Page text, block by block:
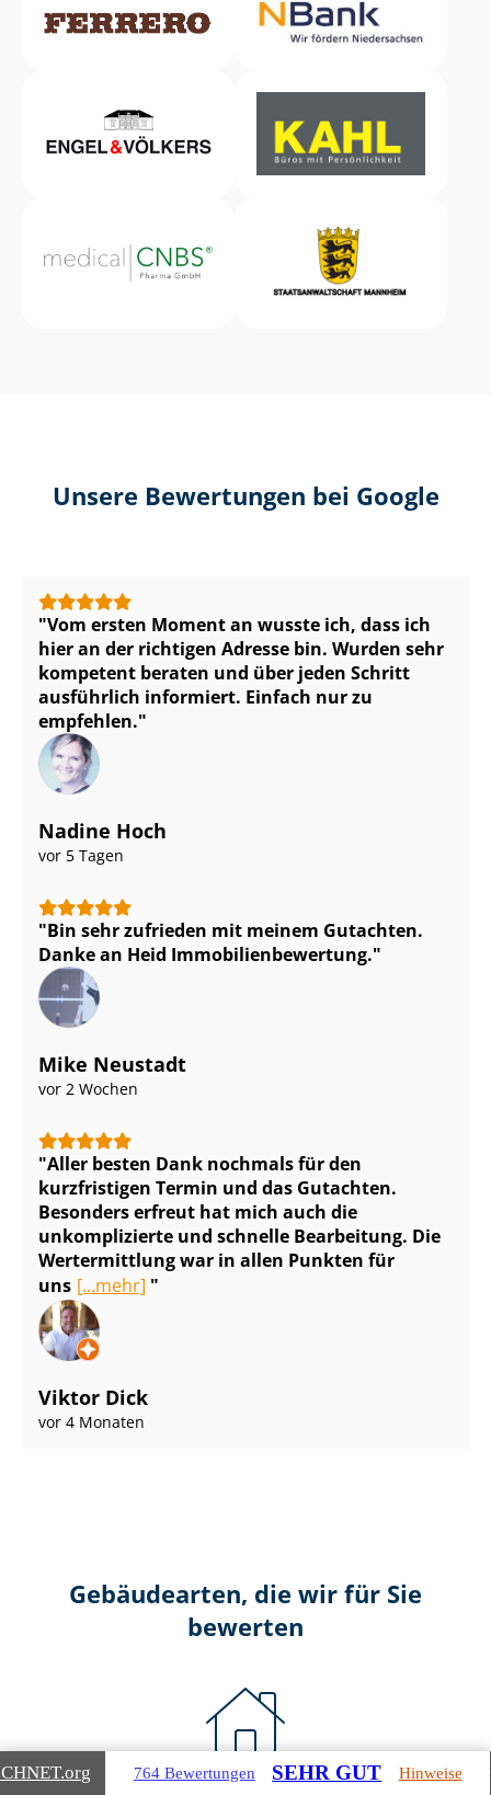
Unsere Bewertungen bei Google
Vom ersten Moment an wusste ich, dass ich
hier an der richtigen Adresse bin. Wurden sehr
kompetent beraten und über jeden Schritt
ausführlich informiert. Einfach nur zu
empfehlen.
Nadine Hoch
vor 5 Tagen
Bin sehr zufrieden mit meinem Gutachten.
Danke an Heid Im­mo­bi­li­en­be­wer­tung.
Mike Neustadt
vor 2 Wochen
Aller besten Dank nochmals für den
kurzfristigen Termin und das Gutachten.
Besonders erfreut hat mich auch die
unkomplizierte und schnelle Bearbeitung. Die
Wertermittlung war in allen Punkten für
uns [...mehr]
Viktor Dick
vor 4 Monaten
Gebäudearten, die wir für Sie
bewerten
.org 764 Bewertungen SEHR GUT Hinweise